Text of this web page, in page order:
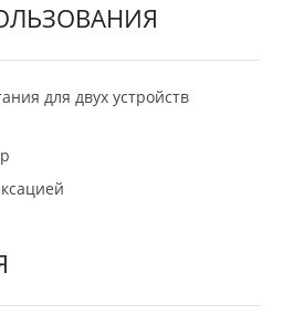
для двух устройств